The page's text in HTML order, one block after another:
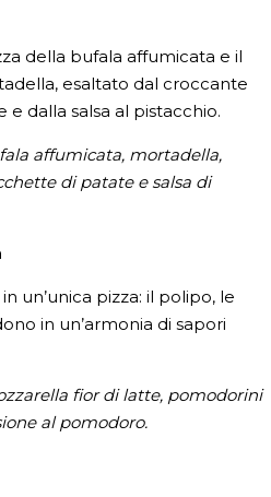
della bufala affumicata e il
esaltato dal croccante
dalla salsa al pistacchio.
affumicata, mortadella,
di patate e salsa di
un’unica pizza: il polipo, le
in un’armonia di sapori
fior di latte, pomodorini
al pomodoro.